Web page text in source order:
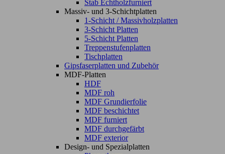
Stab Echtholzfurniert
Massiv- und 3-Schichtplatten
1-Schicht / Massivholzplatten
3-Schicht Platten
5-Schicht Platten
Treppenstufenplatten
Tischplatten
Gipsfaserplatten und Zubehör
MDF-Platten
HDF
MDF roh
MDF Grundierfolie
MDF beschichtet
MDF furniert
MDF durchgefärbt
MDF exterior
Design- und Spezialplatten